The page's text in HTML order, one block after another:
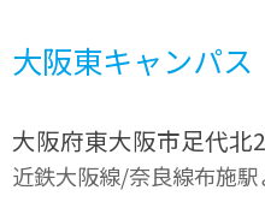
大阪東キャンパス
大阪府東大阪市足代
近鉄大阪線/奈良線布施